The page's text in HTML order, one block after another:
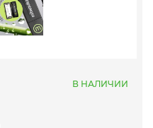
В НАЛИЧИИ